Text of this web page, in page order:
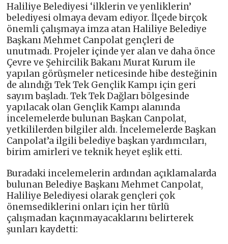
Haliliye Belediyesi ‘ilklerin ve yenliklerin’
belediyesi olmaya devam ediyor. İlçede birçok
önemli çalışmaya imza atan Haliliye Belediye
Başkanı Mehmet Canpolat gençleri de
unutmadı. Projeler içinde yer alan ve daha önce
Çevre ve Şehircilik Bakanı Murat Kurum ile
yapılan görüşmeler neticesinde hibe desteğinin
de alındığı Tek Tek Gençlik Kampı için geri
sayım başladı. Tek Tek Dağları bölgesinde
yapılacak olan Gençlik Kampı alanında
incelemelerde bulunan Başkan Canpolat,
yetkililerden bilgiler aldı. İncelemelerde Başkan
Canpolat’a ilgili belediye başkan yardımcıları,
birim amirleri ve teknik heyet eşlik etti.
Buradaki incelemelerin ardından açıklamalarda
bulunan Belediye Başkanı Mehmet Canpolat,
Haliliye Belediyesi olarak gençleri çok
önemsediklerini onları için her türlü
çalışmadan kaçınmayacaklarını belirterek
şunları kaydetti: